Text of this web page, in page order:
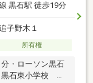
黒石駅 徒歩19分
子野木１
所有権
・ローソン黒石
石東小学校 徒